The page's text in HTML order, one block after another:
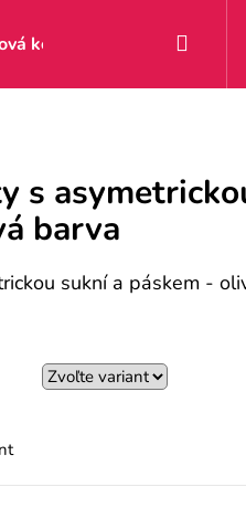
kolekcia Zľavy
s
barva
sukní a páskem -